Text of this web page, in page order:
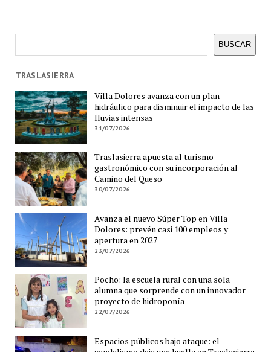
BUSCAR
TRASLASIERRA
Villa Dolores avanza con un plan
hidráulico para disminuir el impacto de las
lluvias intensas
31/07/2026
Traslasierra apuesta al turismo
gastronómico con su incorporación al
Camino del Queso
30/07/2026
Avanza el nuevo Súper Top en Villa
Dolores: prevén casi 100 empleos y
apertura en 2027
23/07/2026
Pocho: la escuela rural con una sola
alumna que sorprende con un innovador
proyecto de hidroponía
22/07/2026
Espacios públicos bajo ataque: el